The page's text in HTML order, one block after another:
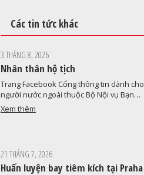
Các tin tức khác
3 THÁNG 8, 2026
Nhân thân hộ tịch
Trang Facebook Cổng thông tin dành cho
người nước ngoài thuộc Bộ Nội vụ Bạn…
Xem thêm
21 THÁNG 7, 2026
Huấn luyện bay tiêm kích tại Praha